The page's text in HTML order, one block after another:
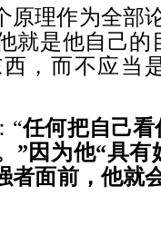
原理作为全部
就是他自己的
，而不应当
“任何把自己
”因为他“具
者面前，他就